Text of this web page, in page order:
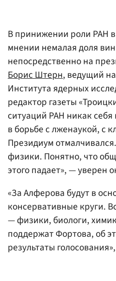
В принижении роли РАН
мнении немалая доля
непосредственно на
Борис Штерн, ведущий
Института ядерных
редактор газеты
ситуаций РАН никак
в борьбе с лженаукой, с
Президиум
физики. Понятно, что
этого падает», — уверен
«За Алферова будут в
консервативные круги.
— физики, биологи,
поддержат Фортова, об
результаты